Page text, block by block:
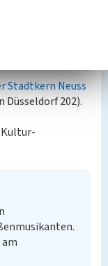
ist ein
der Stadt
am
Stadtkern Neuss
202).